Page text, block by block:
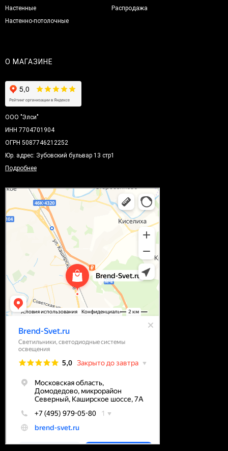
Настенные
Настенно-потолочные
Распродажа
О МАГАЗИНЕ
ООО "Элси"
ИНН 7704701904
ОГРН 5087746212252
Юр. адрес: Зубовский бульвар 13 стр1
Подробнее